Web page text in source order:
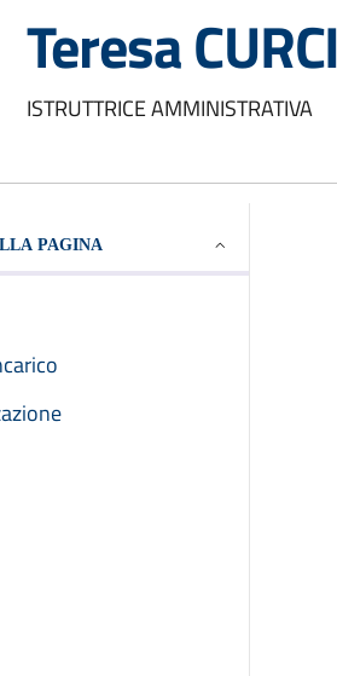
Teresa
ISTRUTTRICE AMMINISTRATIVA
PAGINA